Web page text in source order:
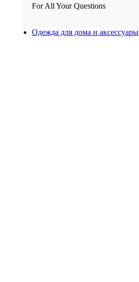
For All Your Questions
Одежда для дома и аксессуары